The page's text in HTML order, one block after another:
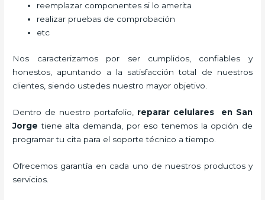
reemplazar componentes si lo amerita
realizar pruebas de comprobación
etc
Nos caracterizamos por ser cumplidos, confiables y
honestos, apuntando a la satisfacción total de nuestros
clientes, siendo ustedes nuestro mayor objetivo.
Dentro de nuestro portafolio, reparar celulares en San
Jorge tiene alta demanda, por eso tenemos la opción de
programar tu cita para el soporte técnico a tiempo.
Ofrecemos garantía en cada uno de nuestros productos y
servicios.